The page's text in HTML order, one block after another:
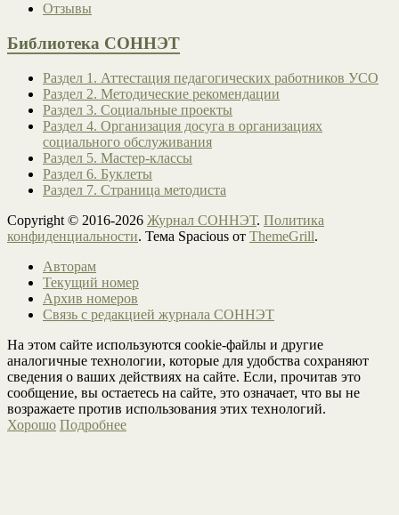
Отзывы
Библиотека СОННЭТ
Раздел 1. Аттестация педагогических работников УСО
Раздел 2. Методические рекомендации
Раздел 3. Социальные проекты
Раздел 4. Организация досуга в организациях
социального обслуживания
Раздел 5. Мастер-классы
Раздел 6. Буклеты
Раздел 7. Страница методиста
Copyright © 2016-2026 Журнал СОННЭТ. Политика
конфиденциальности. Тема Spacious от ThemeGrill.
Авторам
Текущий номер
Архив номеров
Связь с редакцией журнала СОННЭТ
На этом сайте используются cookie-файлы и другие
аналогичные технологии, которые для удобства сохраняют
сведения о ваших действиях на сайте. Если, прочитав это
сообщение, вы остаетесь на сайте, это означает, что вы не
возражаете против использования этих технологий.
Хорошо Подробнее